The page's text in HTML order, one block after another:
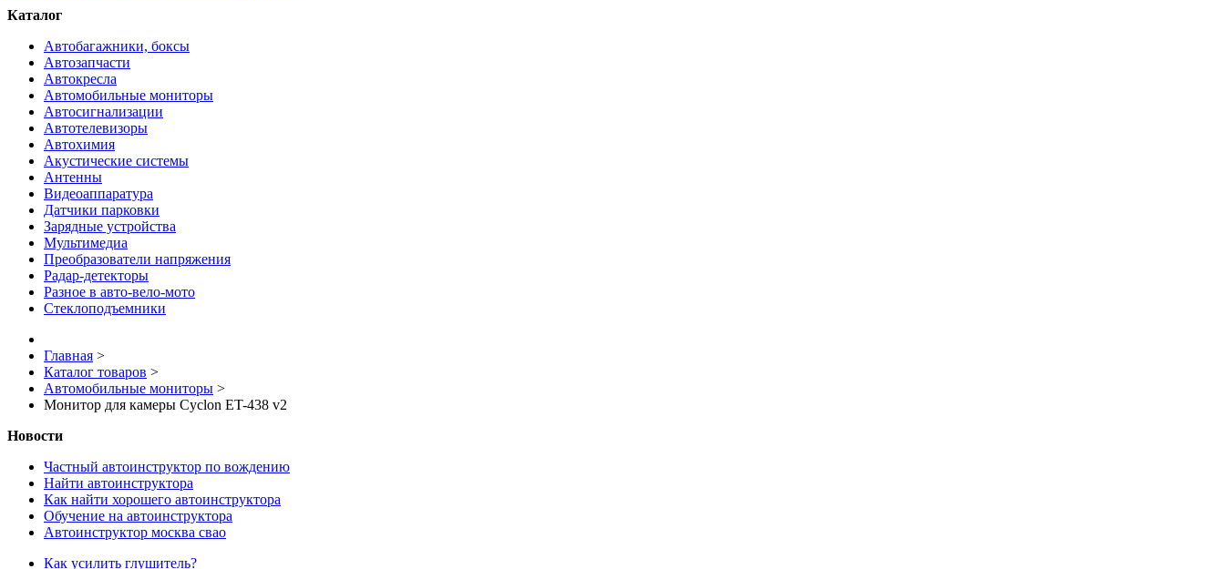
Каталог
Автобагажники, боксы
Автозапчасти
Автокресла
Автомобильные мониторы
Автосигнализации
Автотелевизоры
Автохимия
Акустические системы
Антенны
Видеоаппаратура
Датчики парковки
Зарядные устройства
Мультимедиа
Преобразователи напряжения
Радар-детекторы
Разное в авто-вело-мото
Стеклоподъемники
Главная >
Каталог товаров >
Автомобильные мониторы >
Монитор для камеры Cyclon ET-438 v2
Новости
Частный автоинструктор по вождению
Найти автоинструктора
Как найти хорошего автоинструктора
Обучение на автоинструктора
Автоинструктор москва свао
Как усилить глушитель?